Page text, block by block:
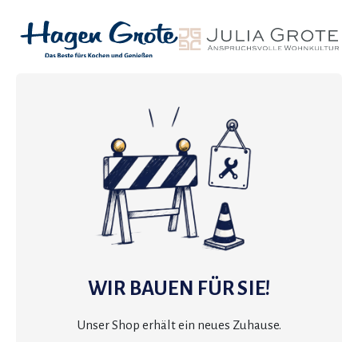
WIR BAUEN FÜR SIE!
Unser Shop erhält ein neues Zuhause.